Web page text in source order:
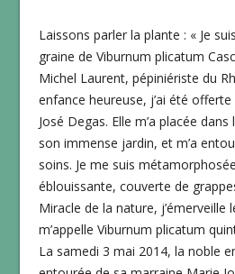
Laissons parler la plante : « Je
graine de Viburnum plicatum
Michel Laurent, pépiniériste du
enfance heureuse, j’ai été
José Degas. Elle m’a placée
son immense jardin, et m’a
soins. Je me suis
éblouissante, couverte de
Miracle de la nature, j’émerveille
m’appelle Viburnum plicatum
La samedi 3 mai 2014, la noble